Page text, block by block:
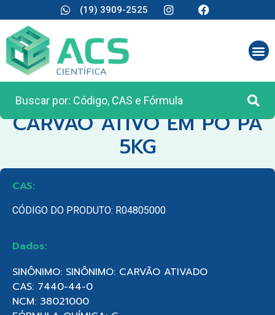
(19) 3909-2525
CATEGORIA:REAGENTES ANALÍTICOS
CARVAO ATIVO EM PO PA
5KG
CAS:
CÓDIGO DO PRODUTO: R04805000
Dados:
SINÔNIMO: SINÔNIMO: CARVÃO ATIVADO
CAS: 7440-44-0
NCM: 38021000